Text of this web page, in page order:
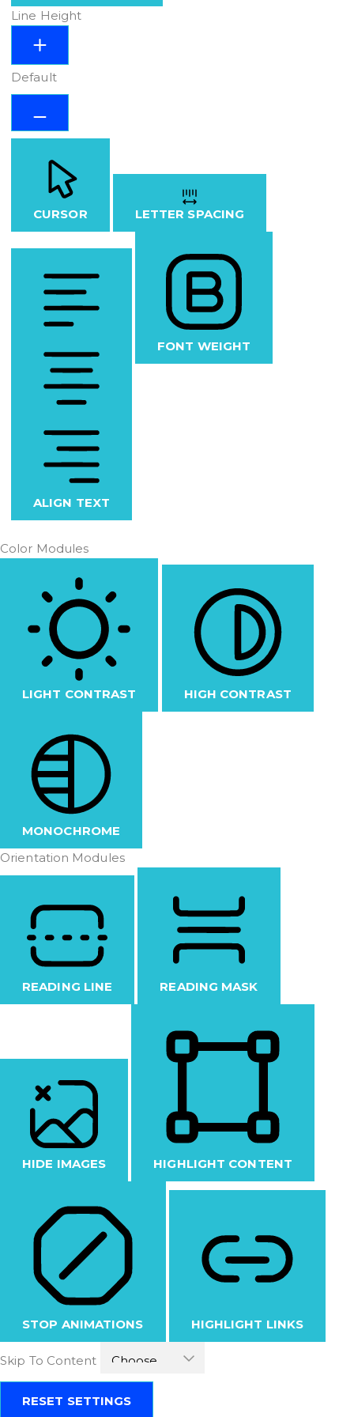
Line Height
Default
CURSOR LETTER SPACING
ALIGN TEXT
FONT WEIGHT
Color Modules
LIGHT CONTRAST HIGH CONTRAST
MONOCHROME
Orientation Modules
READING LINE READING MASK
HIDE IMAGES HIGHLIGHT CONTENT
STOP ANIMATIONS HIGHLIGHT LINKS
Skip To Content
RESET SETTINGS